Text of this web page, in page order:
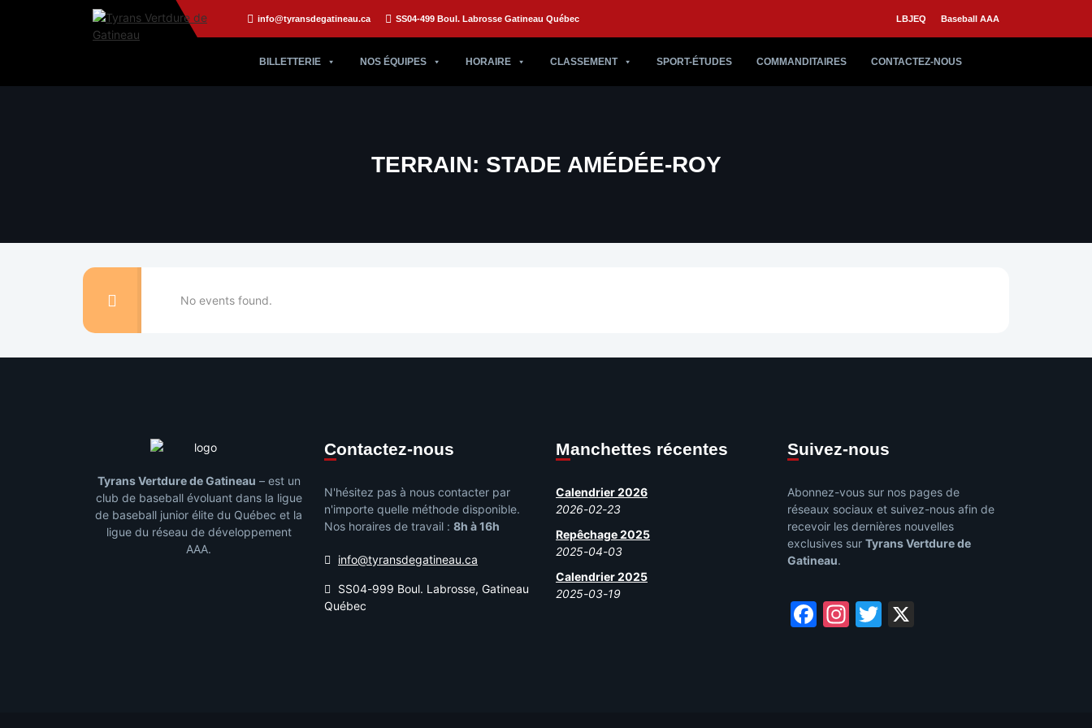
info@tyransdegatineau.ca SS04-499 Boul. Labrosse Gatineau Québec LBJEQ Baseball AAA
BILLETTERIE NOS ÉQUIPES HORAIRE CLASSEMENT SPORT-ÉTUDES COMMANDITAIRES CONTACTEZ-NOUS
TERRAIN: STADE AMÉDÉE-ROY
No events found.
Tyrans Vertdure de Gatineau – est un
club de baseball évoluant dans la ligue
de baseball junior élite du Québec et la
ligue du réseau de développement
AAA.
Contactez-nous
N'hésitez pas à nous contacter par
n'importe quelle méthode disponible.
Nos horaires de travail : 8h à 16h
info@tyransdegatineau.ca
SS04-999 Boul. Labrosse, Gatineau
Québec
Manchettes récentes
Calendrier 2026
2026-02-23
Repêchage 2025
2025-04-03
Calendrier 2025
2025-03-19
Suivez-nous
Abonnez-vous sur nos pages de
réseaux sociaux et suivez-nous afin de
recevoir les dernières nouvelles
exclusives sur Tyrans Vertdure de
Gatineau.
Facebook
Instagram
Twitter